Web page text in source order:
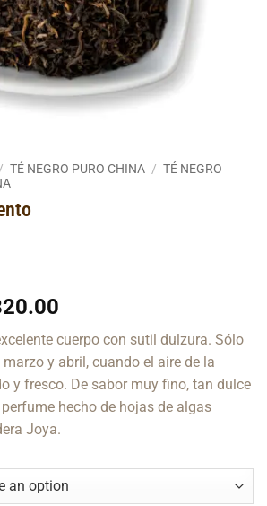
/ TÉ NEGRO PURO CHINA / TÉ NEGRO
$266.00
through
$820.00
cuerpo con sutil dulzura. Sólo
y abril, cuando el aire de la
y fresco. De sabor muy fino, tan dulce
hecho de hojas de algas
Joya.